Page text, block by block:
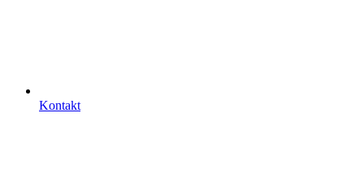
Kontakt